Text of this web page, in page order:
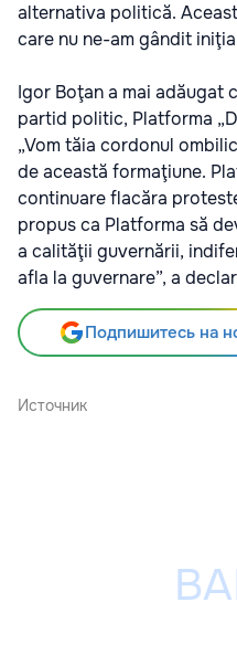
alternativa politică.
care nu ne-am gândit
Igor Boţan a mai adăugat
partid politic, Platforma
„Vom tăia cordonul
de această formaţiune.
continuare flacăra
propus ca Platforma să
a calităţii guvernării,
afla la guvernare”, a
Подпишитесь на
Источник